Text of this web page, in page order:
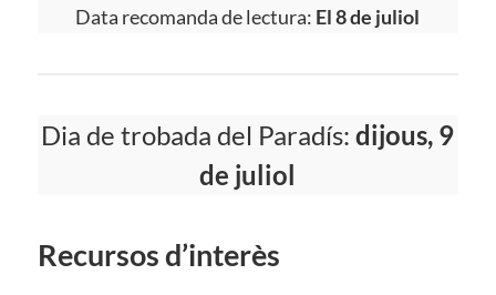
Data recomanda de lectura: El 8 de juliol
Dia de trobada del Paradís:dijous, 9
de juliol
Recursos d’interès